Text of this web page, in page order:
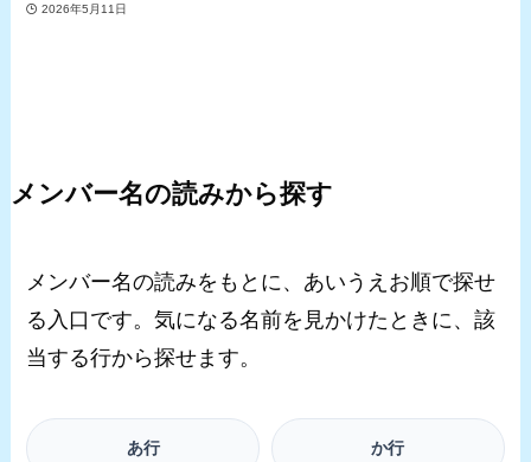
2026年5月11日
メンバー名の読みから探す
メンバー名の読みをもとに、あいうえお順で探せ
る入口です。気になる名前を見かけたときに、該
当する行から探せます。
あ行 か行